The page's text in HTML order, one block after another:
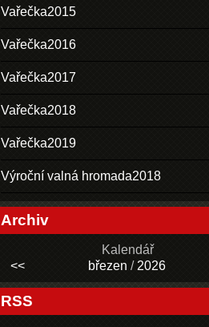
Vařečka2015
Vařečka2016
Vařečka2017
Vařečka2018
Vařečka2019
Výroční valná hromada2018
Archiv
Kalendář
<<
březen / 2026
RSS